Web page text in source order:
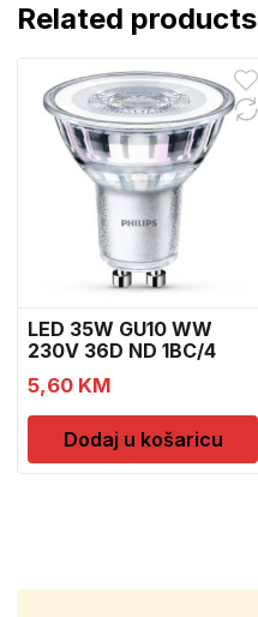
Related products
LED 35W GU10 WW
230V 36D ND 1BC/4
5,60 KM
Dodaj u košaricu